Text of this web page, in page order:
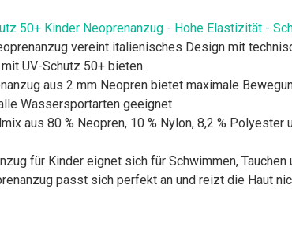
50+ Kinder Neoprenanzug - Hohe Elastizität -
vereint italienisches Design mit
UV-Schutz 50+ bieten
aus 2 mm Neopren bietet maximale
Wassersportarten geeignet
aus 80 % Neopren, 10 % Nylon, 8,2 %
für Kinder eignet sich für Schwimmen,
passt sich perfekt an und reizt die Haut